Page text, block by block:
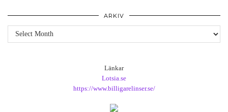
ARKIV
Arkiv
Länkar
Lotsia.se
https://www.billigarelinser.se/